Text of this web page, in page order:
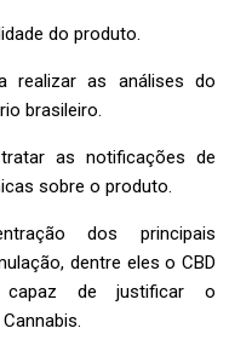
do produto.
realizar as análises do
brasileiro.
as notificações de
sobre o produto.
dos principais
dentre eles o CBD
de justificar o